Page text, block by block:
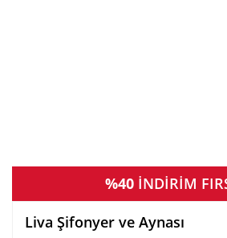
%40 İNDİRİM
Liva Şifonyer ve Aynası